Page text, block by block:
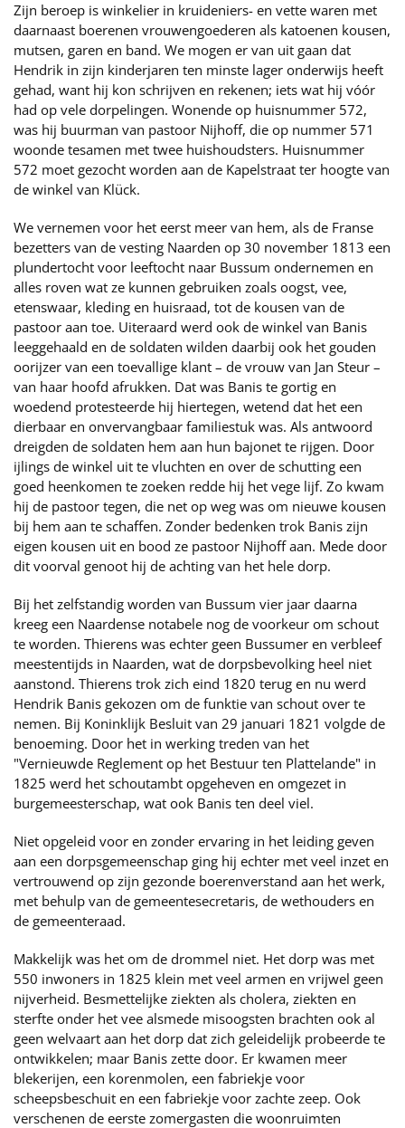
Zijn beroep is winkelier in kruideniers- en vette waren met
daarnaast boerenen vrouwengoederen als katoenen kousen,
mutsen, garen en band. We mogen er van uit gaan dat
Hendrik in zijn kinderjaren ten minste lager onderwijs heeft
gehad, want hij kon schrijven en rekenen; iets wat hij vóór
had op vele dorpelingen. Wonende op huisnummer 572,
was hij buurman van pastoor Nijhoff, die op nummer 571
woonde tesamen met twee huishoudsters. Huisnummer
572 moet gezocht worden aan de Kapelstraat ter hoogte van
de winkel van Klück.
We vernemen voor het eerst meer van hem, als de Franse
bezetters van de vesting Naarden op 30 november 1813 een
plundertocht voor leeftocht naar Bussum ondernemen en
alles roven wat ze kunnen gebruiken zoals oogst, vee,
etenswaar, kleding en huisraad, tot de kousen van de
pastoor aan toe. Uiteraard werd ook de winkel van Banis
leeggehaald en de soldaten wilden daarbij ook het gouden
oorijzer van een toevallige klant – de vrouw van Jan Steur –
van haar hoofd afrukken. Dat was Banis te gortig en
woedend protesteerde hij hiertegen, wetend dat het een
dierbaar en onvervangbaar familiestuk was. Als antwoord
dreigden de soldaten hem aan hun bajonet te rijgen. Door
ijlings de winkel uit te vluchten en over de schutting een
goed heenkomen te zoeken redde hij het vege lijf. Zo kwam
hij de pastoor tegen, die net op weg was om nieuwe kousen
bij hem aan te schaffen. Zonder bedenken trok Banis zijn
eigen kousen uit en bood ze pastoor Nijhoff aan. Mede door
dit voorval genoot hij de achting van het hele dorp.
Bij het zelfstandig worden van Bussum vier jaar daarna
kreeg een Naardense notabele nog de voorkeur om schout
te worden. Thierens was echter geen Bussumer en verbleef
meestentijds in Naarden, wat de dorpsbevolking heel niet
aanstond. Thierens trok zich eind 1820 terug en nu werd
Hendrik Banis gekozen om de funktie van schout over te
nemen. Bij Koninklijk Besluit van 29 januari 1821 volgde de
benoeming. Door het in werking treden van het
"Vernieuwde Reglement op het Bestuur ten Plattelande" in
1825 werd het schoutambt opgeheven en omgezet in
burgemeesterschap, wat ook Banis ten deel viel.
Niet opgeleid voor en zonder ervaring in het leiding geven
aan een dorpsgemeenschap ging hij echter met veel inzet en
vertrouwend op zijn gezonde boerenverstand aan het werk,
met behulp van de gemeentesecretaris, de wethouders en
de gemeenteraad.
Makkelijk was het om de drommel niet. Het dorp was met
550 inwoners in 1825 klein met veel armen en vrijwel geen
nijverheid. Besmettelijke ziekten als cholera, ziekten en
sterfte onder het vee alsmede misoogsten brachten ook al
geen welvaart aan het dorp dat zich geleidelijk probeerde te
ontwikkelen; maar Banis zette door. Er kwamen meer
blekerijen, een korenmolen, een fabriekje voor
scheepsbeschuit en een fabriekje voor zachte zeep. Ook
verschenen de eerste zomergasten die woonruimten